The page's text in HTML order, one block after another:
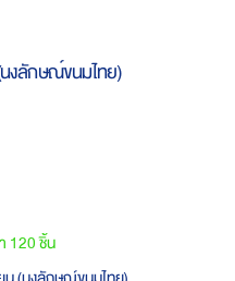
งลักษณ์ขนมไทย)
120 ชิ้น